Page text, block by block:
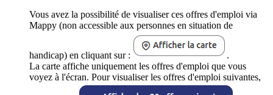
Vous avez la possibilité de visualiser ces offres d'emploi via
Mappy (non accessible aux personnes en situation de
handicap) en cliquant sur :
.
La carte affiche uniquement les offres d'emploi que vous
voyez à l'écran. Pour visualiser les offres d'emploi suivantes,